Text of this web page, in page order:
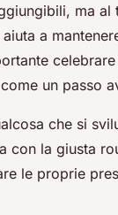
ma
a
un passo
che si
con la giusta
le proprie